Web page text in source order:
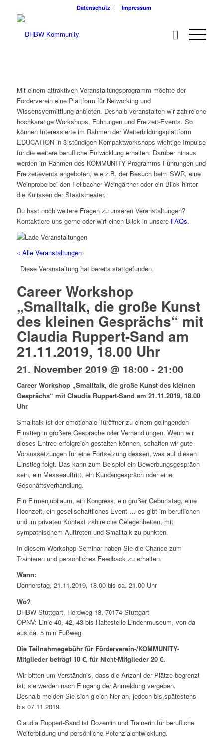
Datenschutz Impressum
Mit einem attraktiven Veranstaltungsprogramm möchte der
Förderverein eine Plattform für Networking und
Wissensvermittlung anbieten. Deshalb veranstalten wir zahlreiche
hochkarätige Workshops, Führungen und Freizeit-Events. So
können Interessierte im Rahmen der Weiterbildungsplattform
EDUCATION in 3-stündigen Kompaktworkshops wichtige Impulse
für die weitere berufliche Entwicklung erhalten. Darüber hinaus
werden im Rahmen des KOMMUNITY-Programms Führungen und
Freizeitevents angeboten, wie z.B. der Besuch beim SWR, eine
Weinprobe bei den Fellbacher Weingärtner oder ein Blick hinter
die Kulissen der Staatstheater.
Du hast noch weitere Fragen zu unseren Veranstaltungen?
Kontaktiere uns gerne oder wirf einen Blick in unsere FAQs.
« Alle Veranstaltungen
Diese Veranstaltung hat bereits stattgefunden.
Career Workshop
„Smalltalk, die große Kunst
des kleinen Gesprächs“ mit
Claudia Ruppert-Sand am
21.11.2019, 18.00 Uhr
21. November 2019 @ 18:00- 21:00
Career Workshop „Smalltalk, die große Kunst des kleinen
Gesprächs“ mit Claudia Ruppert-Sand am 21.11.2019, 18.00
Uhr
Smalltalk ist der emotionale Türöffner zu einem gelingenden
Einstieg in größere Gespräche oder Verhandlungen. Wenn wir
dieses Entree erfolgreich gestalten können, schaffen wir gute
Voraussetzungen für eine Fortsetzung dessen, was auf diesen
Einstieg folgt. Das kann zum Beispiel ein Bewerbungsgespräch
sein, ein Messeauftritt, ein Kundengespräch oder eine
Geschäftsverhandlung.
Ein Firmenjubiläum, ein Kongress, ein großer Geburtstag, eine
Hochzeit, ein gesellschaftliches Event … es gibt im beruflichen
und im privaten Kontext zahlreiche Gelegenheiten, mit
sympathischem Auftreten und Smalltalk zu punkten.
In diesem Workshop-Seminar haben Sie die Chance zum
Trainieren und persönliches Feedback zu erhalten.
Wann:
Donnerstag, 21.11.2019, 18.00 bis ca. 21.00 Uhr
Wo?
DHBW Stuttgart, Herdweg 18, 70174 Stuttgart
ÖPNV: Linie 40, 42, 43 bis Haltestelle Lindenmuseum, von da
aus ca. 5 min Fußweg
Die Teilnahmegebühr für Förderverein-/KOMMUNITY-
Mitglieder beträgt 10 €, für Nicht-Mitglieder 20 €.
Wir bitten um Verständnis, dass die Anzahl der Plätze begrenzt
ist; sie werden nach Eingang der Anmeldung vergeben.
Deshalb melden Sie sich gleich hier an, jedoch bis spätestens
bis 07.11.2019.
Claudia Ruppert-Sand ist Dozentin und Trainerin für berufliche
Weiterbildung und persönliche Potenzialentwicklung.